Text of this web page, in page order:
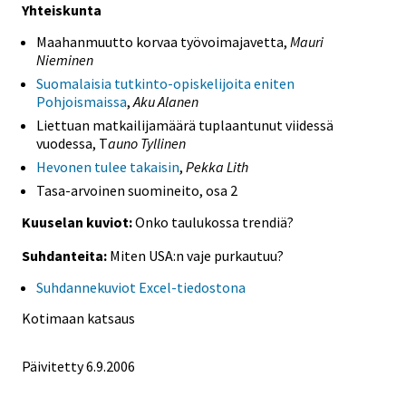
Yhteiskunta
Maahanmuutto korvaa työvoimajavetta, Mauri
Nieminen
Suomalaisia tutkinto-opiskelijoita eniten
Pohjoismaissa,Aku Alanen
Liettuan matkailijamäärä tuplaantunut viidessä
vuodessa, Tauno Tyllinen
Hevonen tulee takaisin, Pekka Lith
Tasa-arvoinen suomineito, osa 2
Kuuselan kuviot:Onko taulukossa trendiä?
Suhdanteita: Miten USA:n vaje purkautuu?
Suhdannekuviot Excel-tiedostona
Kotimaan katsaus
Päivitetty6.9.2006